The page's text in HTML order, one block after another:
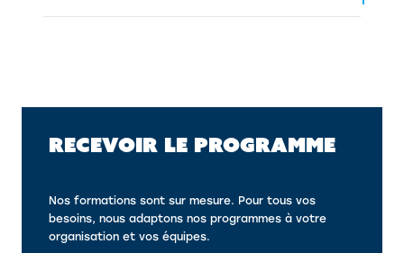
RECEVOIR LE PROGRAMME
Nos formations sont sur mesure. Pour tous vos
besoins, nous adaptons nos programmes à votre
organisation et vos équipes.